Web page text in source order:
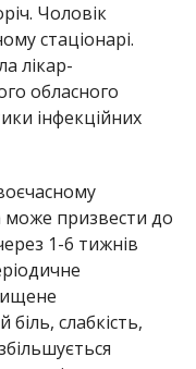
Чоловік
стаціонарі.
лікар-
обласного
інфекційних
може призвести до
1-6 тижнів
слабкість,